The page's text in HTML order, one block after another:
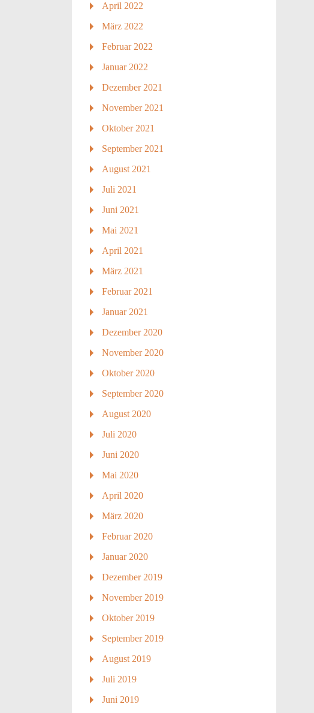
April 2022
März 2022
Februar 2022
Januar 2022
Dezember 2021
November 2021
Oktober 2021
September 2021
August 2021
Juli 2021
Juni 2021
Mai 2021
April 2021
März 2021
Februar 2021
Januar 2021
Dezember 2020
November 2020
Oktober 2020
September 2020
August 2020
Juli 2020
Juni 2020
Mai 2020
April 2020
März 2020
Februar 2020
Januar 2020
Dezember 2019
November 2019
Oktober 2019
September 2019
August 2019
Juli 2019
Juni 2019